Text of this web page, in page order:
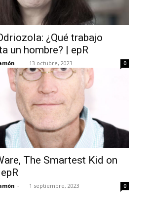
¿Qué trabajo
un hombre? | epR
- 13 octubre, 2023 0
The Smartest Kid on
- 1 septiembre, 2023 0